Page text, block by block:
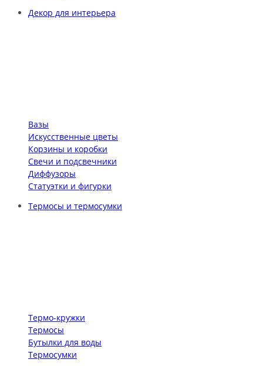
Декор для интерьера
Вазы
Искусственные цветы
Корзины и коробки
Свечи и подсвечники
Диффузоры
Статуэтки и фигурки
Термосы и термосумки
Термо-кружки
Термосы
Бутылки для воды
Термосумки